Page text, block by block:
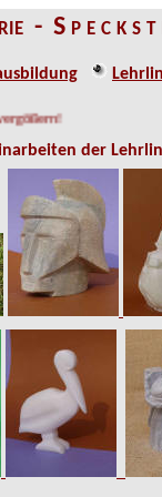
- S p e c k s
der